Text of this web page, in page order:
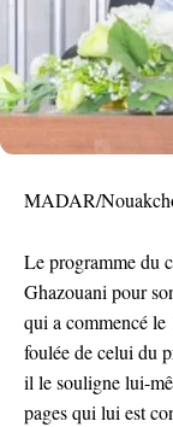
MADAR/
Le programme du
Ghazouani pour
qui a commencé le
foulée de celui du
il le souligne lui-
pages qui lui est